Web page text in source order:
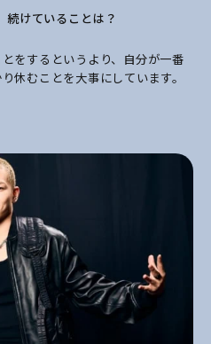
続けていることは？
をするというより、自分が一番
休むことを大事にしています。